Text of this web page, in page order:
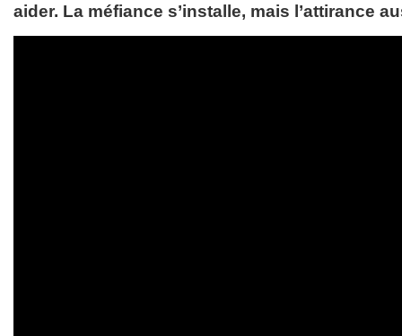
aider. La méfiance s’installe, mais l’attirance